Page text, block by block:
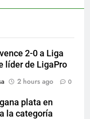
2-0 a Liga
líder de LigaPro
2 hours ago 0
plata en
la categoría